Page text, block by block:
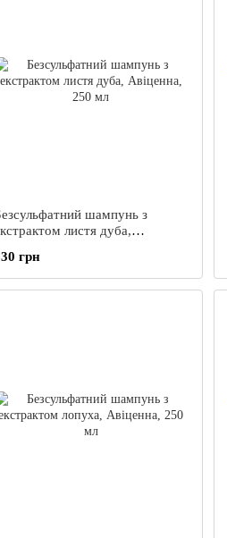
шампунь з
листя дуба,
грн